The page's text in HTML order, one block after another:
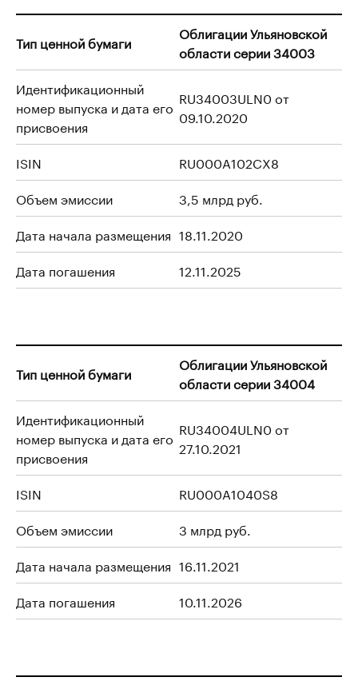
Тип ценной бумаги
Облигации Ульяновской
области серии 34003
Идентификационный
номер выпуска и дата его
присвоения
RU34003ULN0 от
09.10.2020
ISIN
RU000A102CX8
Объем эмиссии
3,5 млрд руб.
Дата начала размещения 18.11.2020
Дата погашения
12.11.2025
Тип ценной бумаги
Облигации Ульяновской
области серии 34004
Идентификационный
номер выпуска и дата его
присвоения
RU34004ULN0 от
27.10.2021
ISIN
RU000A1040S8
Объем эмиссии
3 млрд руб.
Дата начала размещения 16.11.2021
Дата погашения
10.11.2026